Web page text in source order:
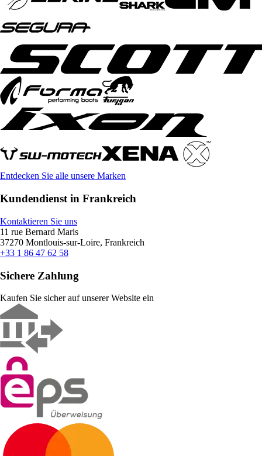
Entdecken Sie alle unsere Marken
Kundendienst in Frankreich
Kontaktieren Sie uns
11 rue Bernard Maris
37270 Montlouis-sur-Loire, Frankreich
+33 1 86 47 62 58
Sichere Zahlung
Kaufen Sie sicher auf unserer Website ein